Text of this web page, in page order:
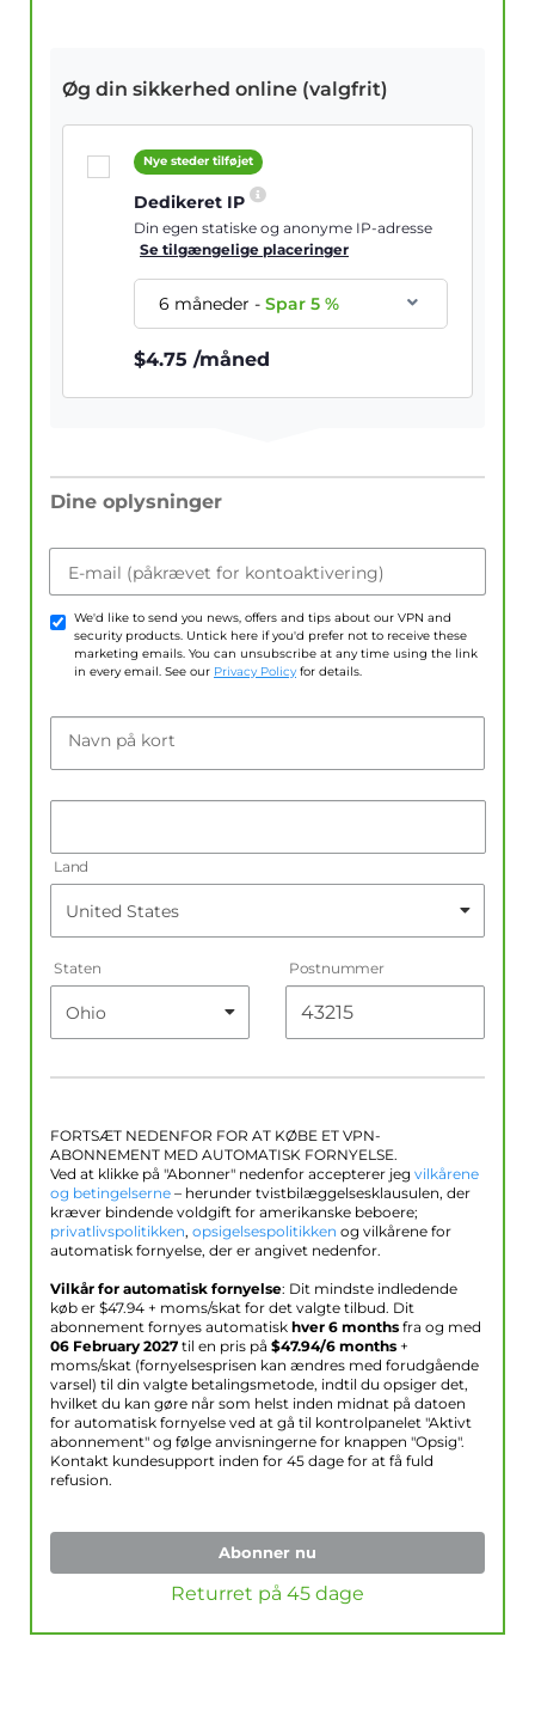
Øg din sikkerhed online (valgfrit)
Nye steder tilføjet
Dedikeret IP
Din egen statiske og anonyme IP-adresse
Se tilgængelige placeringer
6 måneder-Spar5 %
$4.75 /måned
Dine oplysninger
E-mail (påkrævet for kontoaktivering)
We'd like to send you news, offers and tips about our VPN and
security products. Untick here if you'd prefer not to receive these
marketing emails. You can unsubscribe at any time using the link
in every email. See our Privacy Policy for details.
Navn på kort
Land
Staten Postnummer
FORTSÆT NEDENFOR FOR AT KØBE ET VPN-
ABONNEMENT MED AUTOMATISK FORNYELSE.
Ved at klikke på "Abonner" nedenfor accepterer jeg vilkårene
og betingelserne – herunder tvistbilæggelsesklausulen, der
kræver bindende voldgift for amerikanske beboere;
privatlivspolitikken, opsigelsespolitikken og vilkårene for
automatisk fornyelse, der er angivet nedenfor.
Vilkår for automatisk fornyelse: Dit mindste indledende
køb er $47.94 + moms/skat for det valgte tilbud. Dit
abonnement fornyes automatisk hver 6 months fra og med
06 February 2027 til en pris på $47.94/6 months +
moms/skat (fornyelsesprisen kan ændres med forudgående
varsel) til din valgte betalingsmetode, indtil du opsiger det,
hvilket du kan gøre når som helst inden midnat på datoen
for automatisk fornyelse ved at gå til kontrolpanelet "Aktivt
abonnement" og følge anvisningerne for knappen "Opsig".
Kontakt kundesupport inden for 45 dage for at få fuld
refusion.
Abonner nu
Returret på 45 dage